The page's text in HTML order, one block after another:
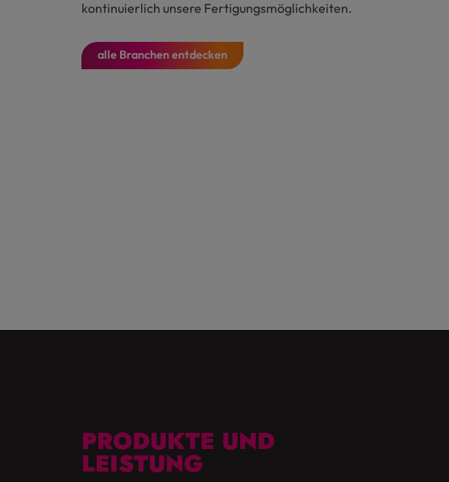
kontinuierlich unsere Fertigungsmöglichkeiten.
alle Branchen entdecken
PRODUKTE UND
LEISTUNG